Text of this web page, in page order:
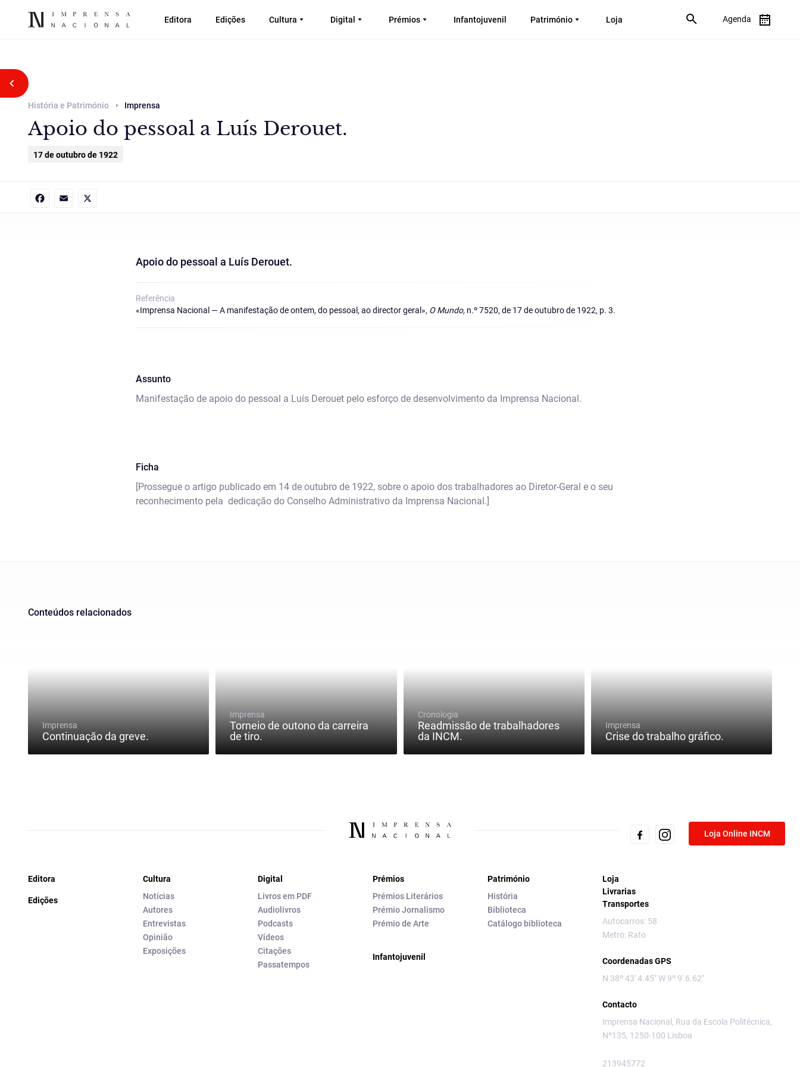
Editora Edições Cultura Digital Prémios Infantojuvenil Património Loja Agenda
Voltar atrás
História e Património Imprensa
Apoio do pessoal a Luís Derouet.
17 de outubro de 1922
Apoio do pessoal a Luís Derouet.
Referência
«Imprensa Nacional — A manifestação de ontem, do pessoal, ao director geral», O Mundo,n.º 7520, de 17 de outubro de 1922, p. 3.
Assunto
Manifestação de apoio do pessoal a Luís Derouet pelo esforço de desenvolvimento da Imprensa Nacional.
Ficha
[Prossegue o artigo publicado em 14 de outubro de 1922, sobre o apoio dos trabalhadores ao Diretor-Geral e o seu
reconhecimento pela dedicação do Conselho Administrativo da Imprensa Nacional.]
Conteúdos relacionados
Imprensa
Continuação da greve.
Imprensa
Torneio de outono da carreira
de tiro.
Cronologia
Readmissão de trabalhadores
da INCM.
Imprensa
Crise do trabalho gráfico.
Loja Online INCM
Editora
Edições
Cultura
Notícias
Autores
Entrevistas
Opinião
Exposições
Digital
Livros em PDF
Audiolivros
Podcasts
Vídeos
Citações
Passatempos
Prémios
Prémios Literários
Prémio Jornalismo
Prémio de Arte
Infantojuvenil
Património
História
Biblioteca
Catálogo biblioteca
Loja
Livrarias
Transportes
Autocarros: 58
Metro: Rato
Coordenadas GPS
N 38º 43' 4.45" W 9º 9' 6.62"
Contacto
Imprensa Nacional, Rua da Escola Politécnica,
Nº135, 1250-100 Lisboa
213945772